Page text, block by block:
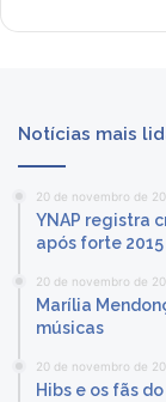
Notícias mais
20 de novembro de
YNAP registra
após forte 2015
20 de novembro de
Marília
músicas
20 de novembro de
Hibs e os fãs